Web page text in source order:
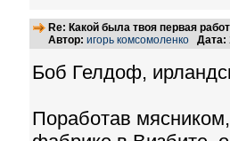
Re: Какой была твоя первая
Автор: игорь комсомоленко Дата:
Боб Гелдоф,
Поработав